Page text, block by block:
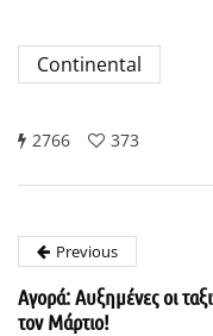
Continental
2766 373
Previous
Αγορά: Αυξημένες οι
τον Μάρτιο!